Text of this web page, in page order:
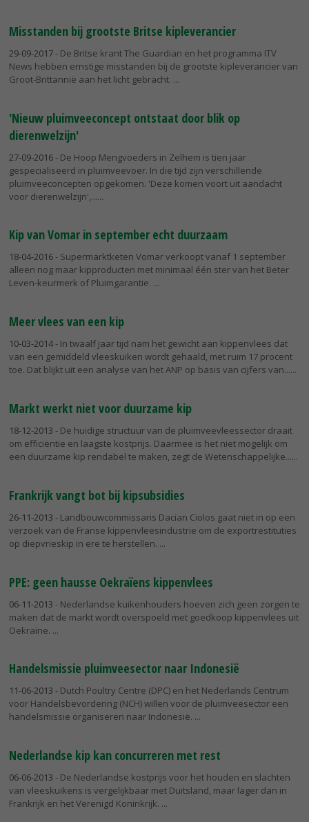
Misstanden bij grootste Britse kipleverancier
29-09-2017- De Britse krant The Guardian en het programma ITV
News hebben ernstige misstanden bij de grootste kipleverancier van
Groot-Brittannië aan het licht gebracht.
'Nieuw pluimveeconcept ontstaat door blik op
dierenwelzijn'
27-09-2016- De Hoop Mengvoeders in Zelhem is tien jaar
gespecialiseerd in pluimveevoer. In die tijd zijn verschillende
pluimveeconcepten opgekomen. 'Deze komen voort uit aandacht
voor dierenwelzijn',...
Kip van Vomar in september echt duurzaam
18-04-2016- Supermarktketen Vomar verkoopt vanaf 1 september
alleen nog maar kipproducten met minimaal één ster van het Beter
Leven-keurmerk of Pluimgarantie.
Meer vlees van een kip
10-03-2014- In twaalf jaar tijd nam het gewicht aan kippenvlees dat
van een gemiddeld vleeskuiken wordt gehaald, met ruim 17 procent
toe. Dat blijkt uit een analyse van het ANP op basis van cijfers van...
Markt werkt niet voor duurzame kip
18-12-2013 - De huidige structuur van de pluimveevleessector draait
om efficiëntie en laagste kostprijs. Daarmee is het niet mogelijk om
een duurzame kip rendabel te maken, zegt de Wetenschappelijke...
Frankrijk vangt bot bij kipsubsidies
26-11-2013 - Landbouwcommissaris Dacian Ciolos gaat niet in op een
verzoek van de Franse kippenvleesindustrie om de exportrestituties
op diepvrieskip in ere te herstellen.
PPE: geen hausse Oekraïens kippenvlees
06-11-2013 - Nederlandse kuikenhouders hoeven zich geen zorgen te
maken dat de markt wordt overspoeld met goedkoop kippenvlees uit
Oekraïne.
Handelsmissie pluimveesector naar Indonesië
11-06-2013 - Dutch Poultry Centre (DPC) en het Nederlands Centrum
voor Handelsbevordering (NCH) willen voor de pluimveesector een
handelsmissie organiseren naar Indonesië.
Nederlandse kip kan concurreren met rest
06-06-2013 - De Nederlandse kostprijs voor het houden en slachten
van vleeskuikens is vergelijkbaar met Duitsland, maar lager dan in
Frankrijk en het Verenigd Koninkrijk.